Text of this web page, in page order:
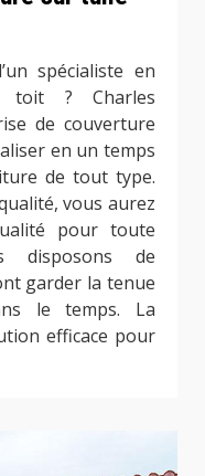
spécialiste en
toit ? Charles
de couverture
en un temps
de tout type.
vous aurez
pour toute
disposons de
garder la tenue
le temps. La
efficace pour